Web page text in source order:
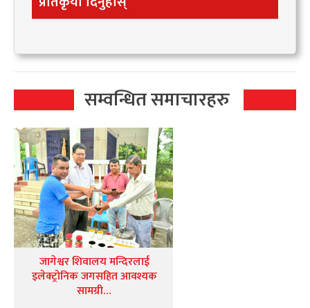
सम्वन्धित समाचारहरु
जागेश्वर शिवालय मन्दिरलाई
इलेक्ट्रोनिक जगसहित आवश्यक
सामग्री…